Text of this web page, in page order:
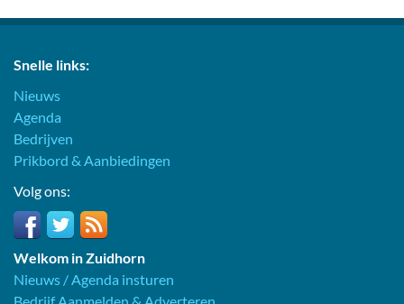
Snelle links:
Nieuws
Agenda
Bedrijven
Prikbord & Aanbiedingen
Volg ons:
Welkom in Zuidhorn
Nieuws / Agenda insturen
Bedrijf Aanmelden & Adverteren